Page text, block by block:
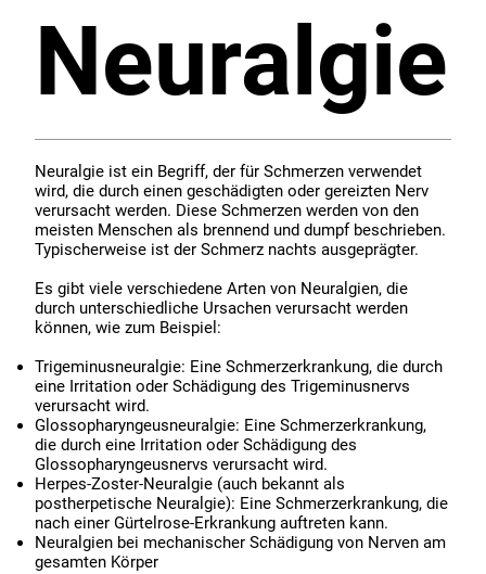
Neuralgie
Neuralgie ist ein Begriff, der für Schmerzen verwendet
wird, die durch einen geschädigten oder gereizten Nerv
verursacht werden. Diese Schmerzen werden von den
meisten Menschen als brennend und dumpf beschrieben.
Typischerweise ist der Schmerz nachts ausgeprägter.
Es gibt viele verschiedene Arten von Neuralgien, die
durch unterschiedliche Ursachen verursacht werden
können, wie zum Beispiel:
Trigeminusneuralgie: Eine Schmerzerkrankung, die durch
eine Irritation oder Schädigung des Trigeminusnervs
verursacht wird.
Glossopharyngeusneuralgie: Eine Schmerzerkrankung,
die durch eine Irritation oder Schädigung des
Glossopharyngeusnervs verursacht wird.
Herpes-Zoster-Neuralgie (auch bekannt als
postherpetische Neuralgie): Eine Schmerzerkrankung, die
nach einer Gürtelrose-Erkrankung auftreten kann.
Neuralgien bei mechanischer Schädigung von Nerven am
gesamten Körper